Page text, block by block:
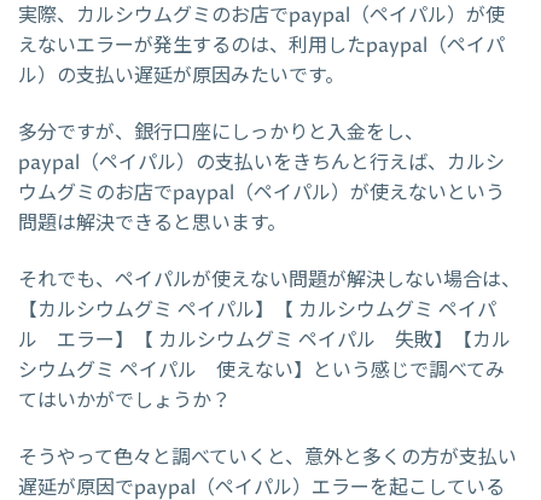
実際、カルシウムグミのお店でpaypal（ペイパル）が使
えないエラーが発生するのは、利用したpaypal（ペイパ
ル）の支払い遅延が原因みたいです。
多分ですが、銀行口座にしっかりと入金をし、
paypal（ペイパル）の支払いをきちんと行えば、カルシ
ウムグミのお店でpaypal（ペイパル）が使えないという
問題は解決できると思います。
それでも、ペイパルが使えない問題が解決しない場合は、
【カルシウムグミ ペイパル】【 カルシウムグミ ペイパ
ル エラー】【 カルシウムグミ ペイパル 失敗】【カル
シウムグミ ペイパル 使えない】という感じで調べてみ
てはいかがでしょうか？
そうやって色々と調べていくと、意外と多くの方が支払い
遅延が原因でpaypal（ペイパル）エラーを起こしている